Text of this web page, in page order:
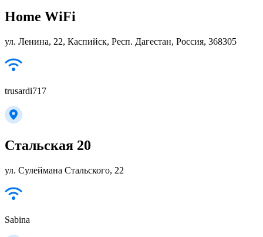
Home WiFi
ул. Ленина, 22, Каспийск, Респ. Дагестан, Россия, 368305
trusardi717
Стальская 20
ул. Сулеймана Стальского, 22
Sabina